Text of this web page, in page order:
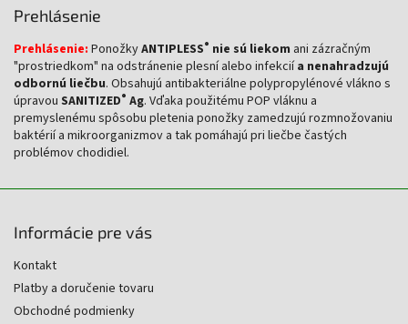
Prehlásenie
Prehlásenie: PonožkyANTIPLESS® nie sú liekom ani zázračným
"prostriedkom" na odstránenie plesní alebo infekciía nenahradzujú
odbornú liečbu. Obsahujú antibakteriálne polypropylénové vlákno s
úpravou SANITIZED® Ag. Vďaka použitému POP vláknu a
premyslenému spôsobu pletenia ponožky zamedzujú rozmnožovaniu
baktérií a mikroorganizmov a tak pomáhajú pri liečbe častých
problémov chodidiel.
Informácie pre vás
Kontakt
Platby a doručenie tovaru
Obchodné podmienky